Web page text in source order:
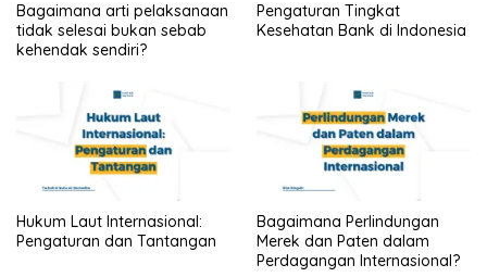
Bagaimana arti pelaksanaan
tidak selesai bukan sebab
kehendak sendiri?
Pengaturan Tingkat
Kesehatan Bank di Indonesia
Hukum Laut Internasional:
Pengaturan dan Tantangan
Bagaimana Perlindungan
Merek dan Paten dalam
Perdagangan Internasional?